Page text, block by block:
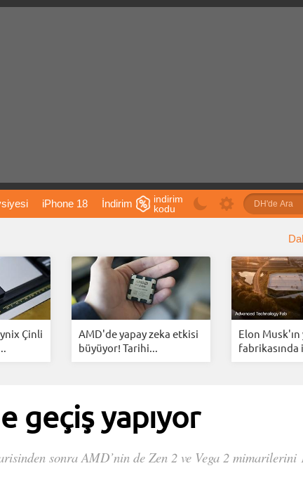
iPhone 18 İndirim
Telefon Önerileri
indirim
kodu
Çinli
AMD'de yapay zeka etkisi
büyüyor! Tarihi...
Elon Musk'ın
fabrikasında
geçiş yapıyor
sonra AMD’nin de Zen 2 ve Vega 2 mimarilerini